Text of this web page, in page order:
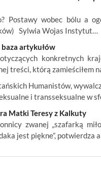
Postawy wobec bólu a
Sylwia Wojas Instytut…
baza artykułów
konkretnych
treści, którą zamieściłem
Humanistów,
i transseksualne w
Matki Teresy z Kalkuty
zwanej „szafarką
jest piękne”,